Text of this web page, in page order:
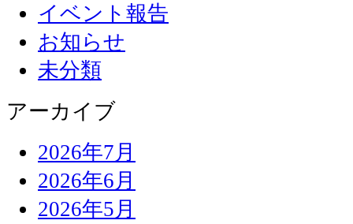
イベント報告
お知らせ
未分類
アーカイブ
2026年7月
2026年6月
2026年5月